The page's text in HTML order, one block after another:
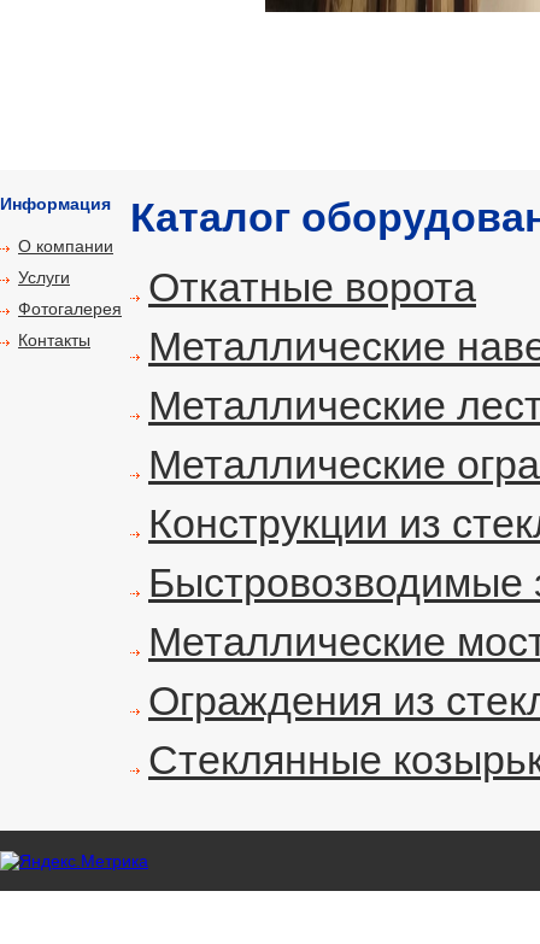
Информация
О компании
Услуги
Фотогалерея
Контакты
Каталог
Откатные ворота
Металлические
Металлические
Металлические
Конструкции из
Быстровозводимые
Металлические
Ограждения из
Стеклянные